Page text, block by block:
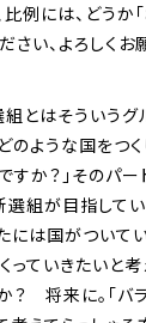
例には、どうか
さい、よろしく
とはそういうグ
のような国をつ
すか？」そのパ
選組が目指して
は国がついてい
ていきたいと考
？ 将来に。「バ